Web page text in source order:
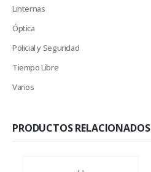
Linternas
Óptica
Policial y Seguridad
Tiempo Libre
Varios
PRODUCTOS RELACIONADOS